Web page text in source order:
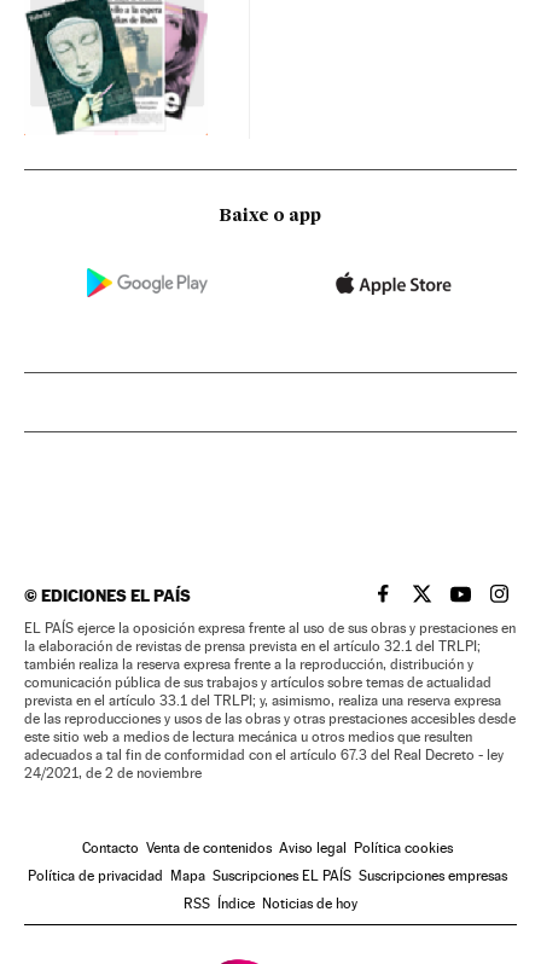
Baixe o app
©EDICIONES EL PAÍS EL PAÍS BRASIL EN
EL PAÍSEL PAÍS
EL
EL PAÍS ejerce la oposición expresa frente al uso de sus obras y prestaciones en
la elaboración de revistas de prensa prevista en el artículo 32.1 del TRLPI;
también realiza la reserva expresa frente a la reproducción, distribución y
comunicación pública de sus trabajos y artículos sobre temas de actualidad
prevista en el artículo 33.1 del TRLPI; y, asimismo, realiza una reserva expresa
de las reproducciones y usos de las obras y otras prestaciones accesibles desde
este sitio web a medios de lectura mecánica u otros medios que resulten
adecuados a tal fin de conformidad con el artículo 67.3 del Real Decreto - ley
24/2021, de 2 de noviembre
Contacto Venta de contenidos Aviso legal Política cookies
Política de privacidad Mapa Suscripciones EL PAÍS Suscripciones empresas
RSS Índice Noticias de hoy